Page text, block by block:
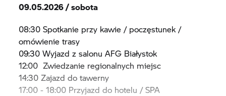
09.05.2026 / sobota
08:30 Spotkanie przy kawie / poczęstunek /
omówienie trasy
09:30 Wyjazd z salonu AFG Białystok
12:00 Zwiedzanie regionalnych miejsc
14:30 Zajazd do tawerny
17:00 - 18:00 Przyjazd do hotelu / SPA